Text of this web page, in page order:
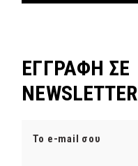
ΕΓΓΡΑΦΗ ΣΕ
NEWSLETTER